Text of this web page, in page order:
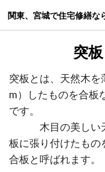
関東、宮城で住宅修繕な
突
突板とは、天然木
m）したものを合
で
木目の美しい天
板に張り付け
合板と呼ばれます。